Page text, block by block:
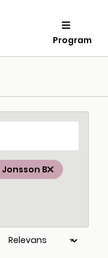
Program
Jonsson B